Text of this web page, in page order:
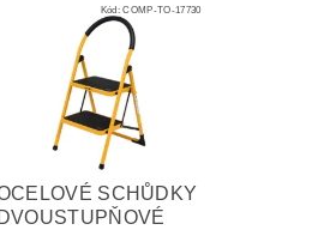
Kód:COMP-TO-17730
SCHŮDKY
DVOUSTUPŇOVÉ